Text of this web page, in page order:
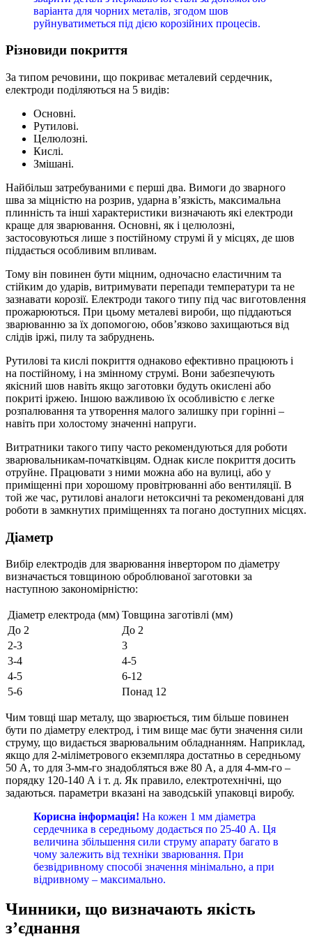
варіанта для чорних металів, згодом шов
руйнуватиметься під дією корозійних процесів.
Різновиди покриття
За типом речовини, що покриває металевий сердечник,
електроди поділяються на 5 видів:
Основні.
Рутилові.
Целюлозні.
Кислі.
Змішані.
Найбільш затребуваними є перші два. Вимоги до зварного
шва за міцністю на розрив, ударна в’язкість, максимальна
плинність та інші характеристики визначають які електроди
краще для зварювання. Основні, як і целюлозні,
застосовуються лише з постійному струмі й у місцях, де шов
піддається особливим впливам.
Тому він повинен бути міцним, одночасно еластичним та
стійким до ударів, витримувати перепади температури та не
зазнавати корозії. Електроди такого типу під час виготовлення
прожарюються. При цьому металеві вироби, що піддаються
зварюванню за їх допомогою, обов’язково захищаються від
слідів іржі, пилу та забруднень.
Рутилові та кислі покриття однаково ефективно працюють і
на постійному, і на змінному струмі. Вони забезпечують
якісний шов навіть якщо заготовки будуть окислені або
покриті іржею. Іншою важливою їх особливістю є легке
розпалювання та утворення малого залишку при горінні –
навіть при холостому значенні напруги.
Витратники такого типу часто рекомендуються для роботи
зварювальникам-початківцям. Однак кисле покриття досить
отруйне. Працювати з ними можна або на вулиці, або у
приміщенні при хорошому провітрюванні або вентиляції. В
той же час, рутилові аналоги нетоксичні та рекомендовані для
роботи в замкнутих приміщеннях та погано доступних місцях.
Діаметр
Вибір електродів для зварювання інвертором по діаметру
визначається товщиною оброблюваної заготовки за
наступною закономірністю:
Діаметр електрода (мм) Товщина заготівлі (мм)
До 2
До 2
2-3
3
3-4
4-5
4-5
6-12
5-6
Понад 12
Чим товщі шар металу, що зварюється, тим більше повинен
бути по діаметру електрод, і тим вище має бути значення сили
струму, що видається зварювальним обладнанням. Наприклад,
якщо для 2-міліметрового екземпляра достатньо в середньому
50 А, то для 3-мм-го знадобляться вже 80 А, а для 4-мм-го –
порядку 120-140 А і т. д. Як правило, електротехнічні, що
задаються. параметри вказані на заводській упаковці виробу.
Корисна інформація! На кожен 1 мм діаметра
сердечника в середньому додається по 25-40 А. Ця
величина збільшення сили струму апарату багато в
чому залежить від техніки зварювання. При
безвідривному способі значення мінімально, а при
відривному – максимально.
Чинники, що визначають якість
з’єднання